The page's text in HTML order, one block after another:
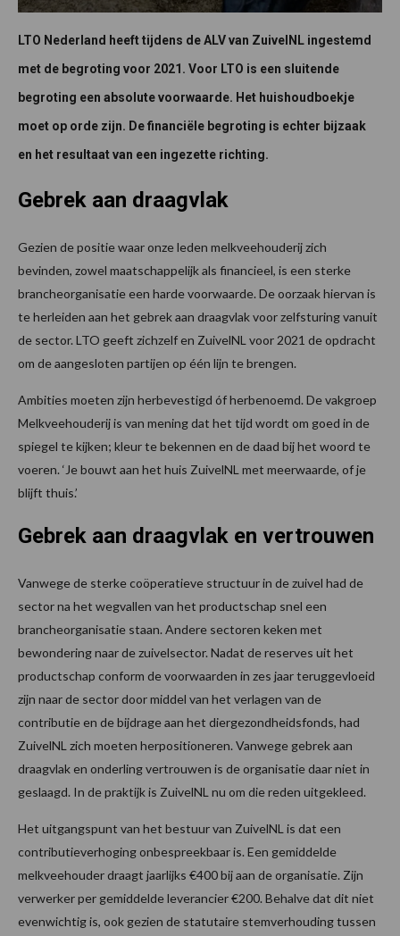
LTO Nederland heeft tijdens de ALV van ZuivelNL ingestemd
met de begroting voor 2021. Voor LTO is een sluitende
begroting een absolute voorwaarde. Het huishoudboekje
moet op orde zijn. De financiële begroting is echter bijzaak
en het resultaat van een ingezette richting.
Gebrek aan draagvlak
Gezien de positie waar onze leden melkveehouderij zich
bevinden, zowel maatschappelijk als financieel, is een sterke
brancheorganisatie een harde voorwaarde. De oorzaak hiervan is
te herleiden aan het gebrek aan draagvlak voor zelfsturing vanuit
de sector. LTO geeft zichzelf en ZuivelNL voor 2021 de opdracht
om de aangesloten partijen op één lijn te brengen.
Ambities moeten zijn herbevestigd óf herbenoemd. De vakgroep
Melkveehouderij is van mening dat het tijd wordt om goed in de
spiegel te kijken; kleur te bekennen en de daad bij het woord te
voeren. ‘Je bouwt aan het huis ZuivelNL met meerwaarde, of je
blijft thuis.’
Gebrek aan draagvlak en vertrouwen
Vanwege de sterke coöperatieve structuur in de zuivel had de
sector na het wegvallen van het productschap snel een
brancheorganisatie staan. Andere sectoren keken met
bewondering naar de zuivelsector. Nadat de reserves uit het
productschap conform de voorwaarden in zes jaar teruggevloeid
zijn naar de sector door middel van het verlagen van de
contributie en de bijdrage aan het diergezondheidsfonds, had
ZuivelNL zich moeten herpositioneren. Vanwege gebrek aan
draagvlak en onderling vertrouwen is de organisatie daar niet in
geslaagd. In de praktijk is ZuivelNL nu om die reden uitgekleed.
Het uitgangspunt van het bestuur van ZuivelNL is dat een
contributieverhoging onbespreekbaar is. Een gemiddelde
melkveehouder draagt jaarlijks €400 bij aan de organisatie. Zijn
verwerker per gemiddelde leverancier €200. Behalve dat dit niet
evenwichtig is, ook gezien de statutaire stemverhouding tussen